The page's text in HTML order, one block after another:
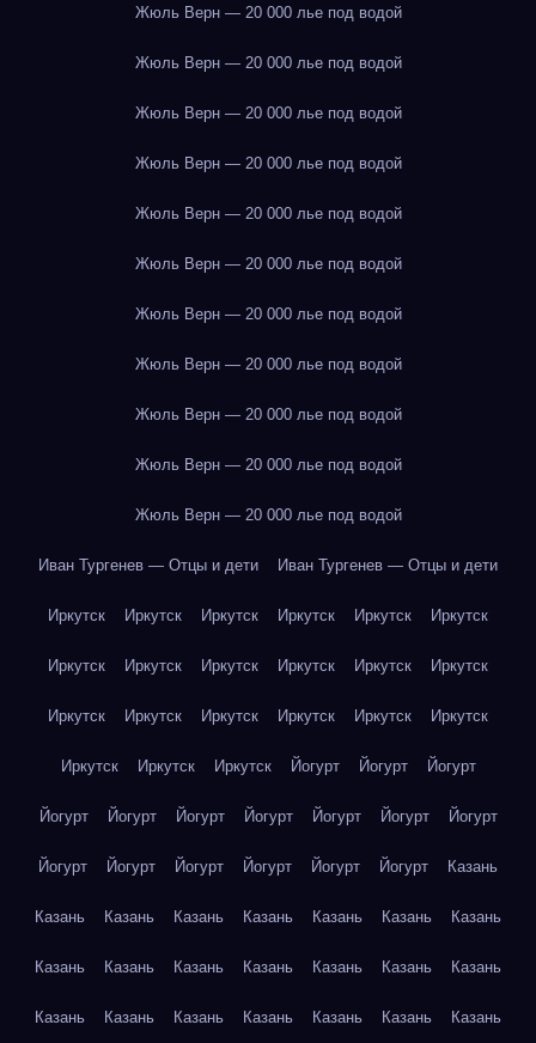
Жюль Верн — 20 000 лье под водой
Жюль Верн — 20 000 лье под водой
Жюль Верн — 20 000 лье под водой
Жюль Верн — 20 000 лье под водой
Жюль Верн — 20 000 лье под водой
Жюль Верн — 20 000 лье под водой
Жюль Верн — 20 000 лье под водой
Жюль Верн — 20 000 лье под водой
Жюль Верн — 20 000 лье под водой
Жюль Верн — 20 000 лье под водой
Жюль Верн — 20 000 лье под водой
Иван Тургенев — Отцы и дети Иван Тургенев — Отцы и дети
Иркутск Иркутск Иркутск Иркутск Иркутск Иркутск
Иркутск Иркутск Иркутск Иркутск Иркутск Иркутск
Иркутск Иркутск Иркутск Иркутск Иркутск Иркутск
Иркутск Иркутск Иркутск Йогурт Йогурт Йогурт
Йогурт Йогурт Йогурт Йогурт Йогурт Йогурт Йогурт
Йогурт Йогурт Йогурт Йогурт Йогурт Йогурт Казань
Казань Казань Казань Казань Казань Казань Казань
Казань Казань Казань Казань Казань Казань Казань
Казань Казань Казань Казань Казань Казань Казань